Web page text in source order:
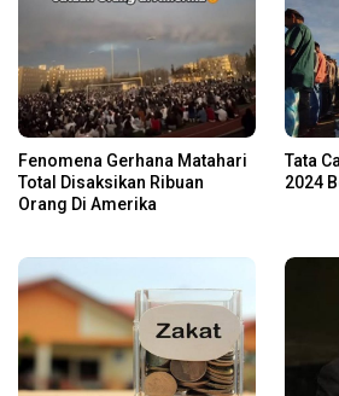
Fenomena Gerhana Matahari
Total Disaksikan Ribuan
Orang Di Amerika
Tata
2024